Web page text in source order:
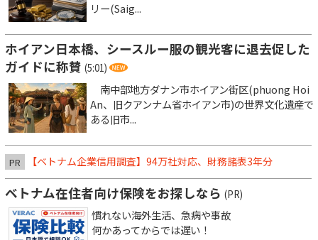
リー(Saig...
ホイアン日本橋、シースルー服の観光客に退去促した
ガイドに称賛 (5:01)
南中部地方ダナン市ホイアン街区(phuong Hoi
An、旧クアンナム省ホイアン市)の世界文化遺産で
ある旧市...
PR 【ベトナム企業信用調査】94万社対応、財務諸表3年分
ベトナム在住者向け保険をお探しなら (PR)
慣れない海外生活、急病や事故
何かあってからでは遅い！